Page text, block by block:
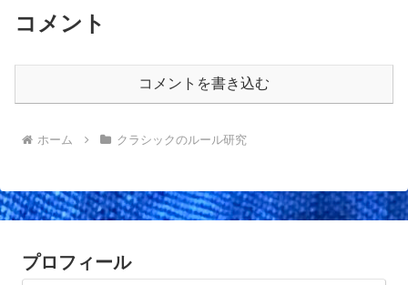
コメント
コメントを書き込む
ホーム クラシックのルール研究
プロフィール